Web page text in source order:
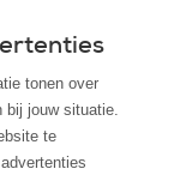
tonen over
bij jouw situatie.
te